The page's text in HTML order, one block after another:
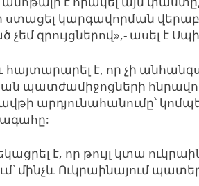
կարգավորման
չեմ զրույցներով»,- ասել է
է, որ չի
պատժամիջոցների
արդյունահանումը՝
է, որ թույլ կտա
մինչև Ուկրաինայում